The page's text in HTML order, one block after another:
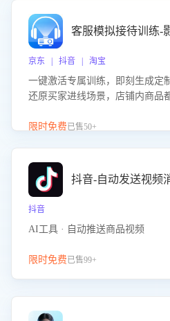
客服模拟接待训练-
京东 | 抖音 | 淘宝
一键激活专属训练，即刻生成定
还原买家进线场景，店铺内商品
击 “立即开通”，快速获取影音影
限时免费已售50+
抖音-自动发送视频
抖音
AI工具 · 自动推送商品视频
限时免费已售99+